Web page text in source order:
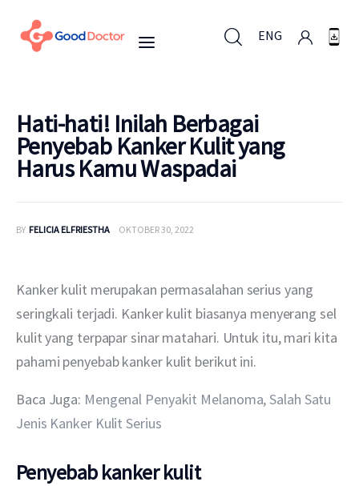
ENG
ENG
Untuk Bisnis
Layanan
Hati-hati! Inilah Berbagai
Penyebab Kanker Kulit yang
Harus Kamu Waspadai
BY FELICIA ELFRIESTHA OKTOBER 30, 2022
Kanker kulit merupakan permasalahan serius yang
seringkali terjadi. Kanker kulit biasanya menyerang sel
kulit yang terpapar sinar matahari. Untuk itu, mari kita
pahami penyebab kanker kulit berikut ini.
Baca Juga: Mengenal Penyakit Melanoma, Salah Satu
Jenis Kanker Kulit Serius
Penyebab kanker kulit